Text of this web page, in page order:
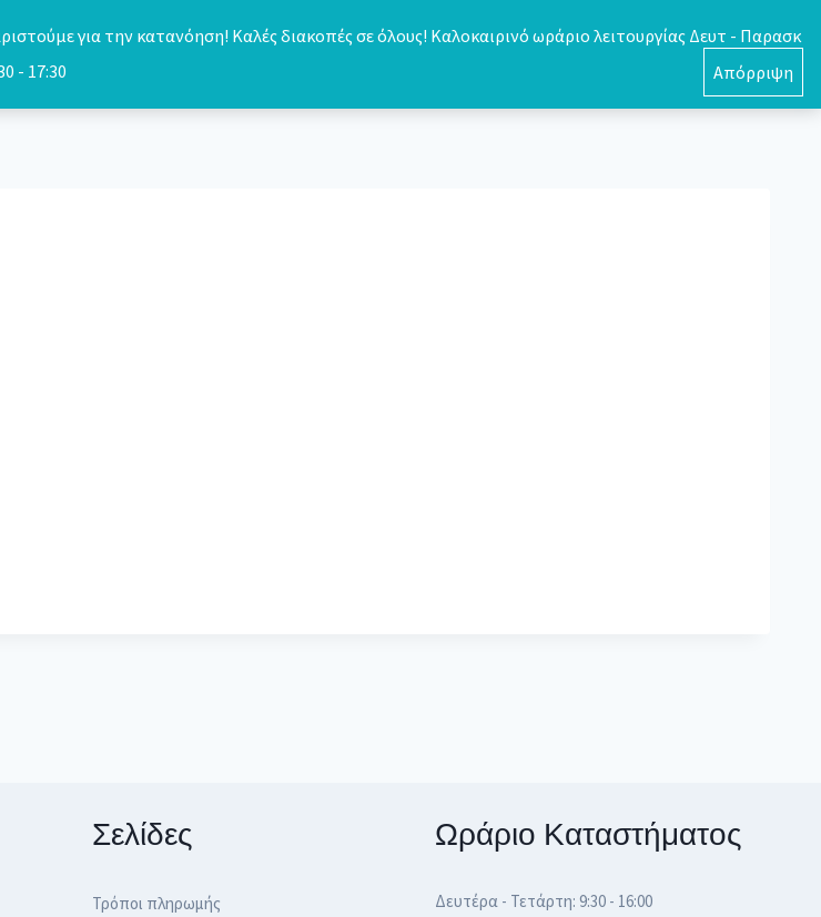
για την κατανόηση! Καλές διακοπές σε όλους! Καλοκαιρινό ωράριο λειτουργίας Δευτ - Παρασκ
- 17:30
Απόρριψη
0
Σελίδες
Τρόποι πληρωμής
Ωράριο Καταστήματος
Δευτέρα - Τετάρτη: 9:30 - 16:00